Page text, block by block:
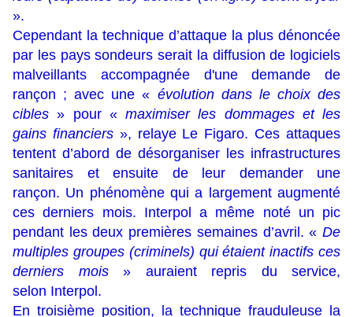
».
Cependant la technique d’attaque la plus dénoncée
par les pays sondeurs serait la diffusion de logiciels
malveillants accompagnée d'une demande de
rançon ; avec une « évolution dans le choix des
cibles» pour «maximiser les dommages et les
gains financiers », relaye Le Figaro. Ces attaques
tentent d’abord de désorganiser les infrastructures
sanitaires et ensuite de leur demander une
rançon. Un phénomène qui a largement augmenté
ces derniers mois. Interpol a même noté un pic
pendant les deux premières semaines d’avril. « De
multiples groupes (criminels) qui étaient inactifs ces
derniers mois» auraient repris du service,
selon Interpol.
En troisième position, la technique frauduleuse la